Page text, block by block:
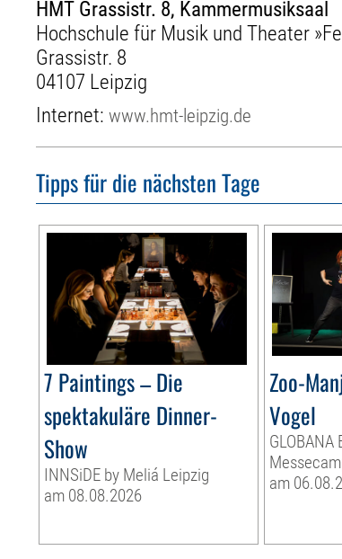
HMT Grassistr. 8, Kammermusiksaal
Hochschule für Musik und Theater
Grassistr. 8
04107 Leipzig
Internet:www.hmt-leipzig.de
Tipps für die nächsten Tage
7 Paintings – Die
spektakuläre Dinner-
Show
INNSiDE by Meliá Leipzig
am 08.08.2026
Zoo-
Vogel
GLOBANA
am